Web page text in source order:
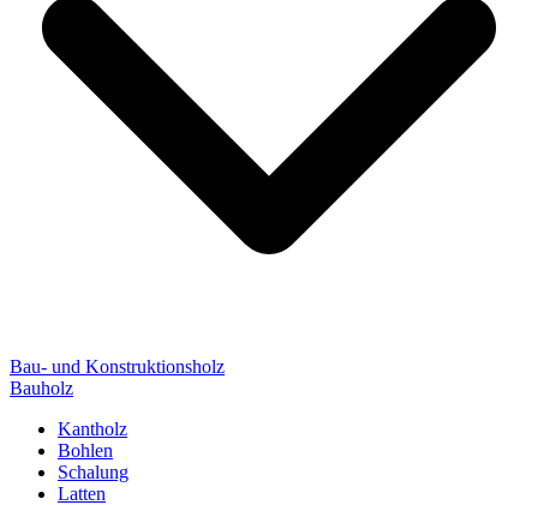
Bau- und Konstruktionsholz
Bauholz
Kantholz
Bohlen
Schalung
Latten